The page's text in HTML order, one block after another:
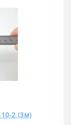
2 (3м)